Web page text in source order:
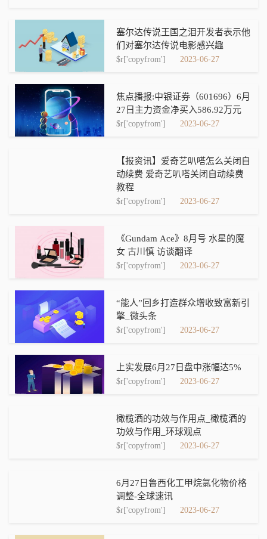
塞尔达传说王国之泪开发者表示他
们对塞尔达传说电影感兴趣
$r['copyfrom'] 2023-06-27
焦点播报:中银证券（601696）6月
27日主力资金净买入586.92万元
$r['copyfrom'] 2023-06-27
【报资讯】爱奇艺叭嗒怎么关闭自
动续费 爱奇艺叭嗒关闭自动续费
教程
$r['copyfrom'] 2023-06-27
《Gundam Ace》8月号 水星的魔
女 古川慎 访谈翻译
$r['copyfrom'] 2023-06-27
“能人”回乡打造群众增收致富新引
擎_微头条
$r['copyfrom'] 2023-06-27
上实发展6月27日盘中涨幅达5%
$r['copyfrom'] 2023-06-27
橄榄酒的功效与作用点_橄榄酒的
功效与作用_环球观点
$r['copyfrom'] 2023-06-27
6月27日鲁西化工甲烷氯化物价格
调整-全球速讯
$r['copyfrom'] 2023-06-27